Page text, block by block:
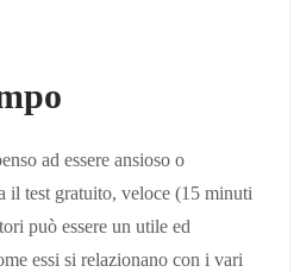
ad essere ansioso o
test gratuito, veloce (15 minuti
può essere un utile ed
essi si relazionano con i vari